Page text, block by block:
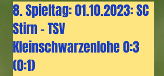
8. Spieltag: 01.10.2023: SC
Stirn – TSV
Kleinschwarzenlohe 0:3
(0:1)